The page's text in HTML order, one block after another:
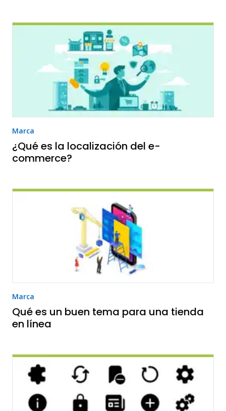
Marca
¿Qué es la localización del e-
commerce?
Marca
Qué es un buen tema para una tienda
en línea